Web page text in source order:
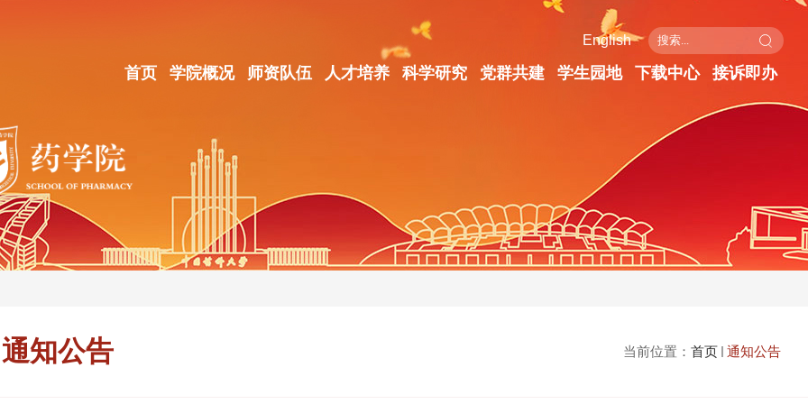
English
首页 学院概况 师资队伍 人才培养 科学研究 党群共建 学生园地 下载中心 接诉即办
当前位置： 首页 通知公告
通知公告